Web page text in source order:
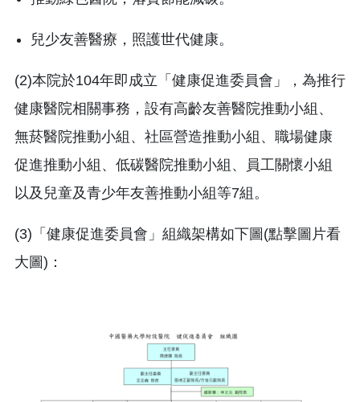
兒少友善醫療，照護世代健康。
(2)本院於104年即成立「健康促進委員會」，為推行
健康醫院相關事務，設有高齡友善醫院推動小組、
無菸醫院推動小組、社區營造推動小組、職場健康
促進推動小組、低碳醫院推動小組、員工關懷小組
以及兒童及青少年友善推動小組等7組。
(3)「健康促進委員會」組織架構如下圖(點擊圖片看
大圖)：